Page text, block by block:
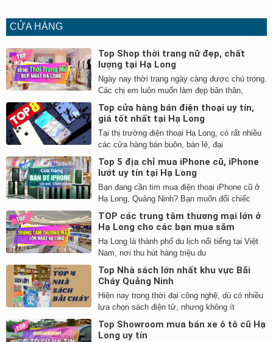
CỬA HÀNG
Top Shop thời trang nữ đẹp, chất
lượng tại Hạ Long
Ngày nay thời trang ngày càng được chú trọng.
Các chị em luôn muốn làm đẹp bản thân,
Top cửa hàng bán điện thoại uy tín,
giá tốt nhất tại Hạ Long
Tại thị trường điện thoại Hạ Long, có rất nhiều
các cửa hàng bán buôn, bán lẻ, đại
Top 5 địa chỉ mua iPhone cũ, iPhone
lướt uy tín tại Hạ Long
Bạn đang cần tim mua điện thoại iPhone cũ ở
Hạ Long, Quảng Ninh? Bạn muốn đổi chiếc
TOP các trung tâm thương mại lớn ở
Hạ Long cho các bạn mua sắm
Hạ Long là thành phố du lịch nổi tiếng tại Việt
Nam, nơi thu hút hàng triệu du
Top Nhà sách lớn nhất khu vực Bãi
Cháy Quảng Ninh
Hiện nay trong thời đại công nghệ, dù có nhiều
lựa chọn sách điện tử, nhưng không ít
Top Showroom mua bán xe ô tô cũ Hạ
Long uy tín